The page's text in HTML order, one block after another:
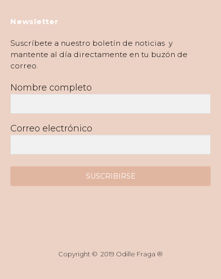
Newsletter
Suscríbete a nuestro boletín de noticias y
mantente al día directamente en tu buzón de
correo.
Nombre completo
Correo electrónico
SUSCRIBIRSE
Copyright © 2019 Odille Fraga ®